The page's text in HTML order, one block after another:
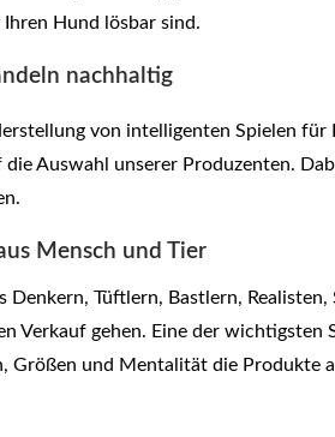
Hund lösbar sind.
nachhaltig
von intelligenten Spielen
die Auswahl unserer Produzenten.
Mensch und Tier
Denkern, Tüftlern, Bastlern,
Verkauf gehen. Eine der wichtigsten
Größen und Mentalität die